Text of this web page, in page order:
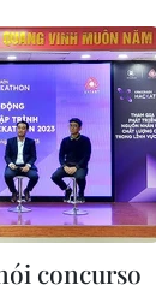
concurso